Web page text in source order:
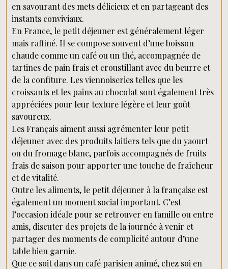
en savourant des mets délicieux et en partageant des
instants conviviaux.
En France, le petit déjeuner est généralement léger
mais raffiné. Il se compose souvent d’une boisson
chaude comme un café ou un thé, accompagnée de
tartines de pain frais et croustillant avec du beurre et
de la confiture. Les viennoiseries telles que les
croissants et les pains au chocolat sont également très
appréciées pour leur texture légère et leur goût
savoureux.
Les Français aiment aussi agrémenter leur petit
déjeuner avec des produits laitiers tels que du yaourt
ou du fromage blanc, parfois accompagnés de fruits
frais de saison pour apporter une touche de fraîcheur
et de vitalité.
Outre les aliments, le petit déjeuner à la française est
également un moment social important. C’est
l’occasion idéale pour se retrouver en famille ou entre
amis, discuter des projets de la journée à venir et
partager des moments de complicité autour d’une
table bien garnie.
Que ce soit dans un café parisien animé, chez soi en